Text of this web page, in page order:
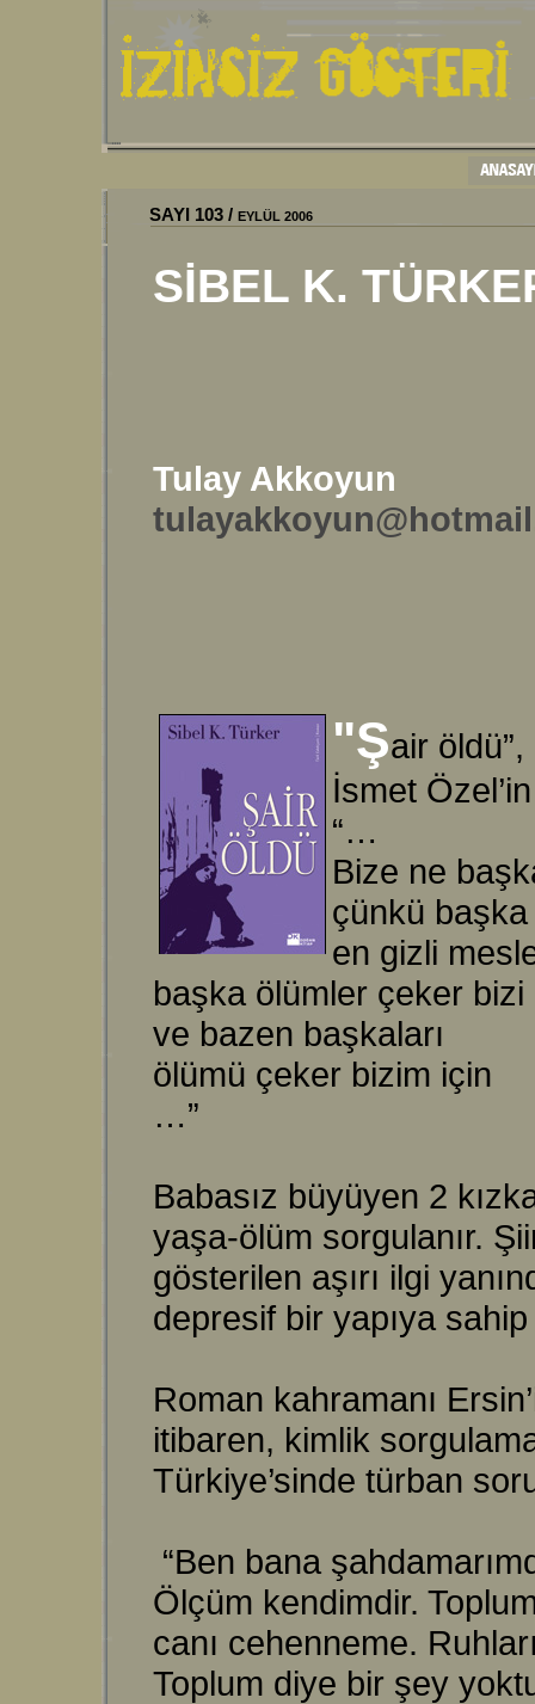
SAYI 103 / EYLÜL 2006
SİBEL K.
Tulay Akkoyun
"Şair
İsmet
“…
Bize ne
çünkü başka
en gizli
başka ölümler çeker bizi
ve bazen başkaları
ölümü çeker bizim için
…”
Babasız büyüyen 2
yaşa-ölüm sorgulanır.
gösterilen aşırı ilgi
depresif bir yapıya
Roman kahramanı
itibaren, kimlik
Türkiye’sinde türban
“Ben bana
Ölçüm kendimdir.
canı cehenneme.
Toplum diye bir şey